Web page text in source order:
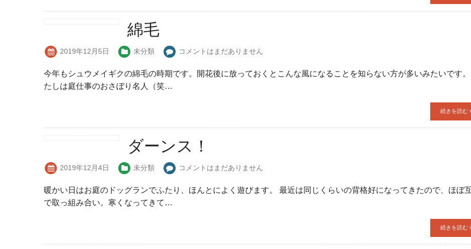
綿毛
2019年12月5日 未分類 コメントはまだありません
今年もシュウメイギクの綿毛の時期です。開花後に放っておくとこんな風になることを知らない方が多いみたいです
たしは庭仕事のおさぼり名人（笑…
続きを読む
ダーンス！
2019年12月4日 未分類 コメントはまだありません
暖かい日はお庭のドッグランでふたり、ほんとによく遊びます。 最近は同じくらいの背格好になってきたので、ほぼ
で取っ組み合い。寒くなってきて…
続きを読む